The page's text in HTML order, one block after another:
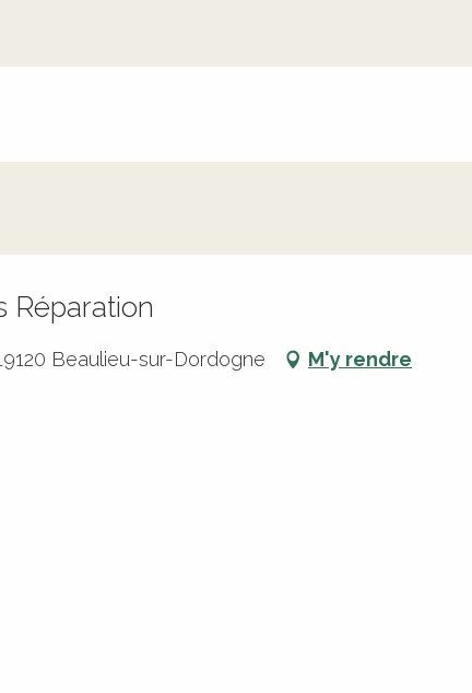
Réparation
Beaulieu-sur-Dordogne M'y rendre